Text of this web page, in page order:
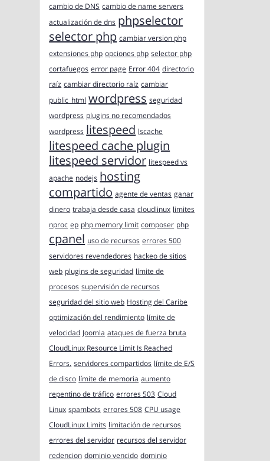
cambio de DNS cambio de name servers
actualización de dns phpselector
selector php cambiar version php
extensiones php opciones php selector php
cortafuegos error page Error 404 directorio
raíz cambiar directorio raíz cambiar
public_html wordpress seguridad
wordpress plugins no recomendados
wordpress litespeed lscache
litespeed cache plugin
litespeed servidor litespeed vs
apache nodejs hosting
compartido agente de ventas ganar
dinero trabaja desde casa cloudlinux limites
nproc ep php memory limit composer php
cpanel uso de recursos errores 500
servidores revendedores hackeo de sitios
web plugins de seguridad límite de
procesos supervisión de recursos
seguridad del sitio web Hosting del Caribe
optimización del rendimiento límite de
velocidad Joomla ataques de fuerza bruta
CloudLinux Resource Limit Is Reached
Errors. servidores compartidos límite de E/S
de disco límite de memoria aumento
repentino de tráfico errores 503 Cloud
Linux spambots errores 508 CPU usage
CloudLinux Limits limitación de recursos
errores del servidor recursos del servidor
redencion dominio vencido dominio